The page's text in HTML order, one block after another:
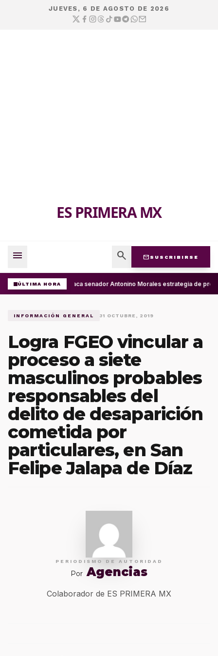
JUEVES, 6 DE AGOSTO DE 2026
ES PRIMERA MX
menu search mail SUSCRIBIRSE
ÚLTIMA HORADestaca senador Antonino Morales estrategia de
INFORMACIÓN GENERAL 31 OCTUBRE, 2019
Logra FGEO vincular a
proceso a siete
masculinos probables
responsables del
delito de desaparición
cometida por
particulares, en San
Felipe Jalapa de Díaz
PERIODISMO DE AUTORIDAD
Por Agencias
Colaborador de ES PRIMERA MX